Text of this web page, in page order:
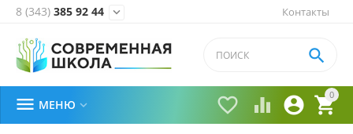
Контакты
8 (343) 385 92 44 
0


 

 МЕНЮ 